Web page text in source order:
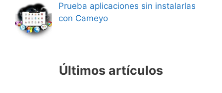
Prueba aplicaciones sin instalarlas
con Cameyo
Últimos artículos